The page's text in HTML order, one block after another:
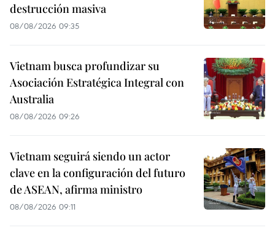
destrucción masiva
08/08/2026 09:35
Vietnam busca profundizar su
Asociación Estratégica Integral con
Australia
08/08/2026 09:26
Vietnam seguirá siendo un actor
clave en la configuración del futuro
de ASEAN, afirma ministro
08/08/2026 09:11